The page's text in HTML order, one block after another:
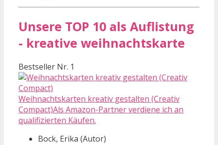
Unsere TOP 10 als Auflistung
- kreative weihnachtskarte
Bestseller Nr. 1
Weihnachtskarten kreativ gestalten (Creativ
Compact)Als Amazon-Partner verdiene ich an
qualifizierten Käufen.
Bock, Erika (Autor)